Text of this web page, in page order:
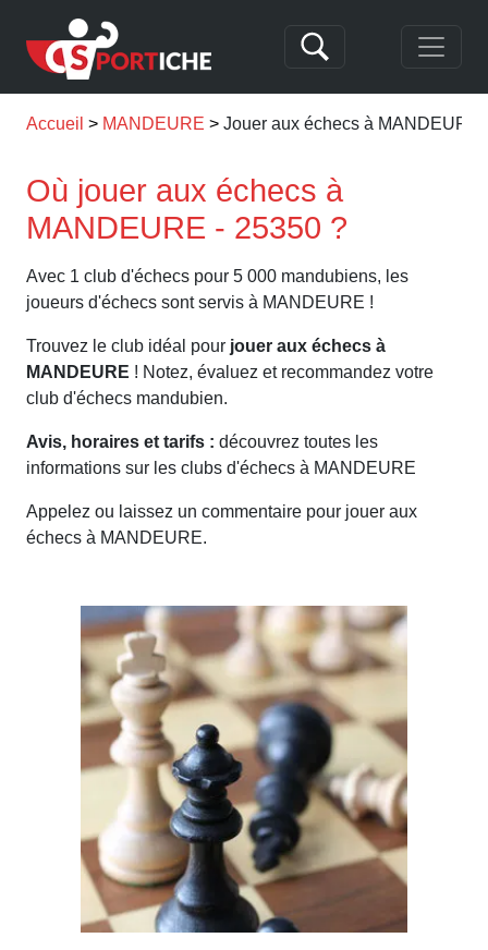
Accueil MANDEURE Jouer aux échecs à MANDEURE
Où jouer aux échecs à
MANDEURE - 25350 ?
Avec 1 club d'échecs pour 5 000 mandubiens, les
joueurs d'échecs sont servis à MANDEURE !
Trouvez le club idéal pour jouer aux échecs à
MANDEURE ! Notez, évaluez et recommandez votre
club d'échecs mandubien.
Avis, horaires et tarifs : découvrez toutes les
informations sur les clubs d'échecs à MANDEURE
Appelez ou laissez un commentaire pour jouer aux
échecs à MANDEURE.